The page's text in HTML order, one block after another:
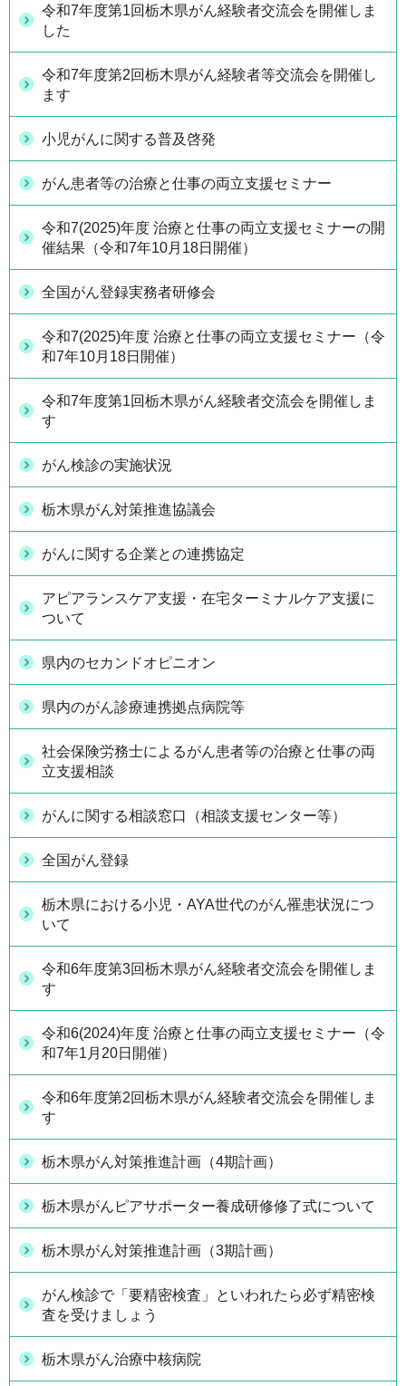
令和7年度第1回栃木県がん経験者交流会を開催しま
した
令和7年度第2回栃木県がん経験者等交流会を開催し
ます
小児がんに関する普及啓発
がん患者等の治療と仕事の両立支援セミナー
令和7(2025)年度 治療と仕事の両立支援セミナーの開
催結果（令和7年10月18日開催）
全国がん登録実務者研修会
令和7(2025)年度 治療と仕事の両立支援セミナー（令
和7年10月18日開催）
令和7年度第1回栃木県がん経験者交流会を開催しま
す
がん検診の実施状況
栃木県がん対策推進協議会
がんに関する企業との連携協定
アピアランスケア支援・在宅ターミナルケア支援に
ついて
県内のセカンドオピニオン
県内のがん診療連携拠点病院等
社会保険労務士によるがん患者等の治療と仕事の両
立支援相談
がんに関する相談窓口（相談支援センター等）
全国がん登録
栃木県における小児・AYA世代のがん罹患状況につ
いて
令和6年度第3回栃木県がん経験者交流会を開催しま
す
令和6(2024)年度 治療と仕事の両立支援セミナー（令
和7年1月20日開催）
令和6年度第2回栃木県がん経験者交流会を開催しま
す
栃木県がん対策推進計画（4期計画）
栃木県がんピアサポーター養成研修修了式について
栃木県がん対策推進計画（3期計画）
がん検診で「要精密検査」といわれたら必ず精密検
査を受けましょう
栃木県がん治療中核病院